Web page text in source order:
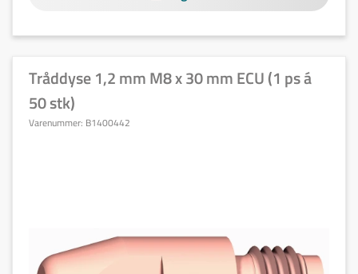
Tråddyse 1,2 mm M8 x 30 mm ECU (1 ps á
50 stk)
Varenummer: B1400442